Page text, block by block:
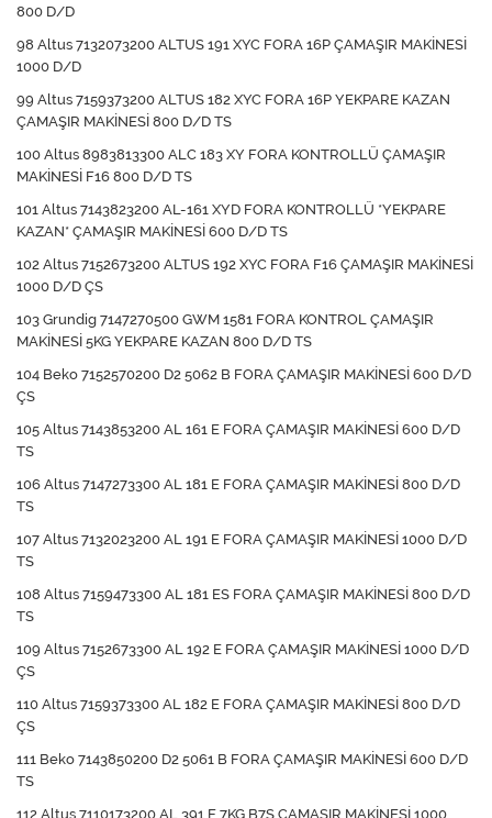
800 D/D
98 Altus 7132073200 ALTUS 191 XYC FORA 16P ÇAMAŞIR MAKİNESİ
1000 D/D
99 Altus 7159373200 ALTUS 182 XYC FORA 16P YEKPARE KAZAN
ÇAMAŞIR MAKİNESİ 800 D/D TS
100 Altus 8983813300 ALC 183 XY FORA KONTROLLÜ ÇAMAŞIR
MAKİNESİ F16 800 D/D TS
101 Altus 7143823200 AL-161 XYD FORA KONTROLLÜ *YEKPARE
KAZAN* ÇAMAŞIR MAKİNESİ 600 D/D TS
102 Altus 7152673200 ALTUS 192 XYC FORA F16 ÇAMAŞIR MAKİNESİ
1000 D/D ÇS
103 Grundig 7147270500 GWM 1581 FORA KONTROL ÇAMAŞIR
MAKİNESİ 5KG YEKPARE KAZAN 800 D/D TS
104 Beko 7152570200 D2 5062 B FORA ÇAMAŞIR MAKİNESİ 600 D/D
ÇS
105 Altus 7143853200 AL 161 E FORA ÇAMAŞIR MAKİNESİ 600 D/D
TS
106 Altus 7147273300 AL 181 E FORA ÇAMAŞIR MAKİNESİ 800 D/D
TS
107 Altus 7132023200 AL 191 E FORA ÇAMAŞIR MAKİNESİ 1000 D/D
TS
108 Altus 7159473300 AL 181 ES FORA ÇAMAŞIR MAKİNESİ 800 D/D
TS
109 Altus 7152673300 AL 192 E FORA ÇAMAŞIR MAKİNESİ 1000 D/D
ÇS
110 Altus 7159373300 AL 182 E FORA ÇAMAŞIR MAKİNESİ 800 D/D
ÇS
111 Beko 7143850200 D2 5061 B FORA ÇAMAŞIR MAKİNESİ 600 D/D
TS
112 Altus 7110173200 AL 391 E 7KG B7S ÇAMAŞIR MAKİNESİ 1000